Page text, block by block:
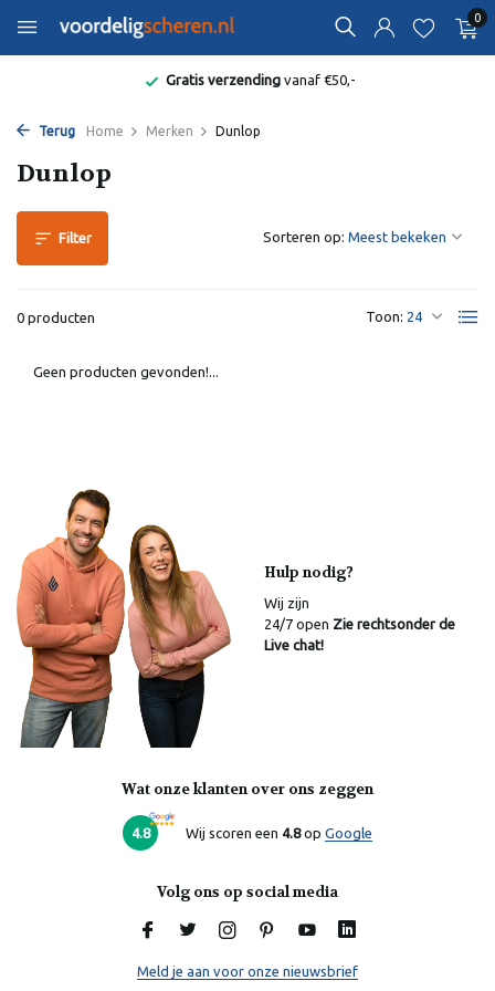
0
Gratis verzendingvanaf €50,-
Terug Home Merken Dunlop
Dunlop
Filter
0 producten Toon:
Sorteren op:
Geen producten gevonden!...
Hulp nodig?
Wij zijn
24/7 open Zie rechtsonder de
Live chat!
Wat onze klanten over ons zeggen
4.8 Wij scoren een 4.8op Google
Volg ons op social media
Meld je aan voor onze nieuwsbrief
Online